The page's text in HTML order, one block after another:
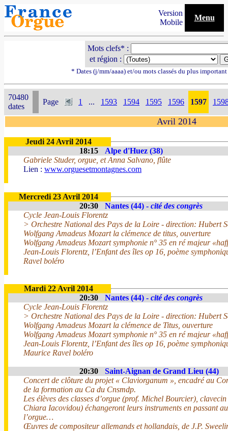
Version
Mobile
Menu
Mots clefs* :
et région :
* Dates (j/mm/aaaa) et/ou mots classés du plus
70480
dates
Page 1 ... 1593 1594 1595 1596 1597
Avril 2014
Jeudi 24 Avril 2014
18:15
Alpe d'Huez (38)
Gabriele Studer, orgue, et Anna Salvano, flûte
Lien : www.orguesetmontagnes.com
Mercredi 23 Avril 2014
20:30
Nantes (44) - cité des congrès
Cycle Jean-Louis Florentz
> Orchestre National des Pays de la Loire - direction: Hubert
Wolfgang Amadeus Mozart la clémence de titus, ouverture
Wolfgang Amadeus Mozart symphonie n° 35 en ré majeur
Jean-Louis Florentz, l’Enfant des îles op 16, poème
Ravel boléro
Mardi 22 Avril 2014
20:30
Nantes (44) - cité des congrès
Cycle Jean-Louis Florentz
> Orchestre National des Pays de la Loire - direction: Hubert
Wolfgang Amadeus Mozart la clémence de Titus, ouverture
Wolfgang Amadeus Mozart symphonie n° 35 en ré majeur
Jean-Louis Florentz, l’Enfant des îles op 16, poème
Maurice Ravel boléro
20:30
Saint-Aignan de Grand Lieu (44)
Concert de clôture du projet « Claviorganum », encadré au
de la formation au Ca du Cnsmdp.
Les élèves des classes d’orgue (prof. Michel Bourcier),
Chiara Iacovidou) échangeront leurs instruments en passant
l’orgue…
Œuvres de compositeur allemands et hollandais, de J.P.